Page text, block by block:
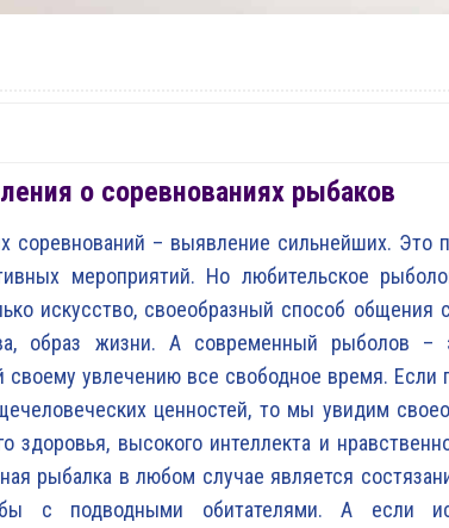
о соревнованиях рыбаков
соревнований – выявление сильнейших. Это
мероприятий. Но любительское
искусство, своеобразный способ
образ жизни. А современный рыболов –
увлечению все свободное время. Если
ценностей, то мы увидим
здоровья, высокого интеллекта и
рыбалка в любом случае является
с подводными обитателями. А если